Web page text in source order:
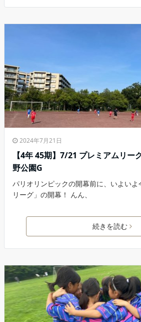
2024年7月21日
【4年 45期】7/21 プレミアムリー
野公園G
パリオリンピックの開幕前に、いよい
リーグ」の開幕！ んん、
続きを読む